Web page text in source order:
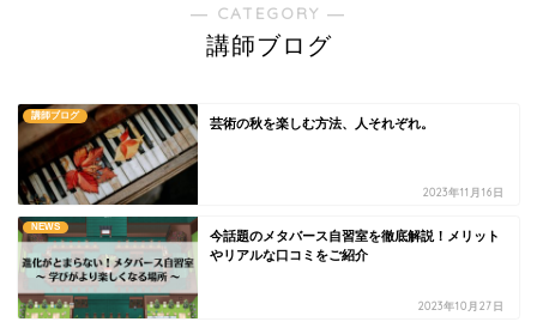
― CATEGORY ―
講師ブログ
講師ブログ
芸術の秋を楽しむ方法、人それぞれ。
2023年11月16日
NEWS
今話題のメタバース自習室を徹底解説！メリット
やリアルな口コミをご紹介
2023年10月27日